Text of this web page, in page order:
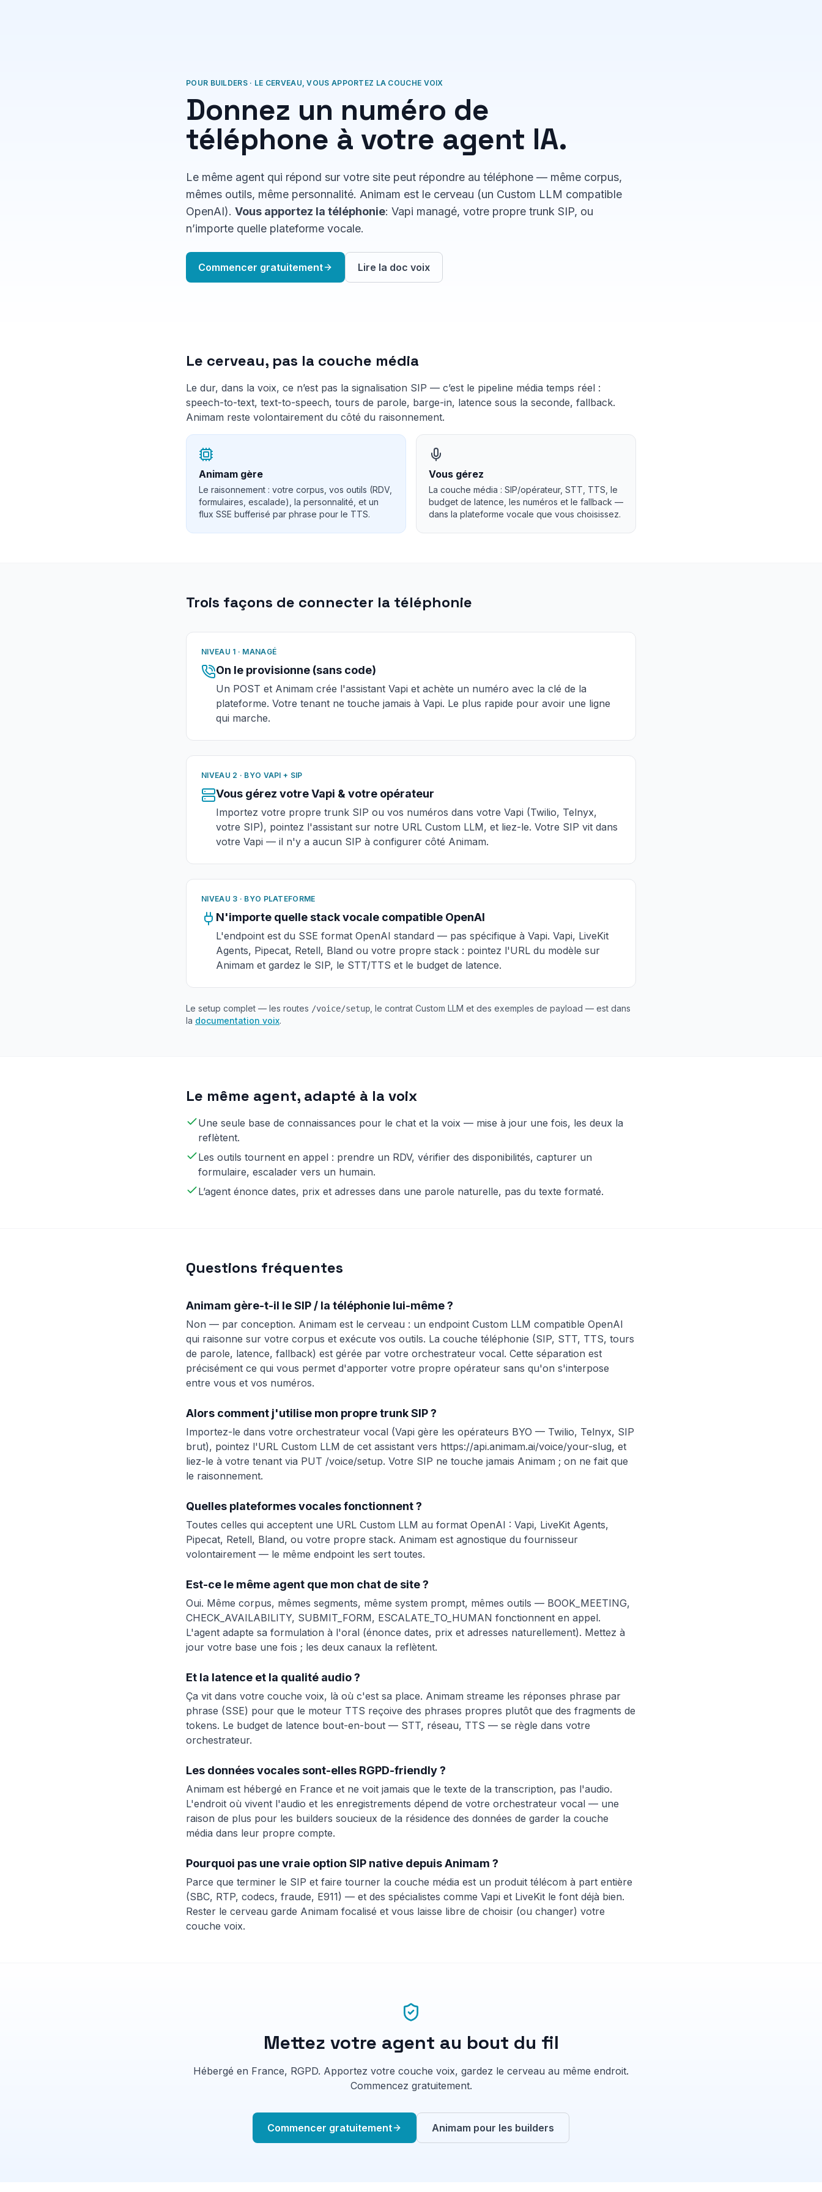
POUR BUILDERS · LE CERVEAU, VOUS APPORTEZ LA COUCHE VOIX
Donnez un numéro de
téléphone à votre agent IA.
Le même agent qui répond sur votre site peut répondre au téléphone — même corpus,
mêmes outils, même personnalité. Animam est le cerveau (un Custom LLM compatible
OpenAI). Vous apportez la téléphonie: Vapi managé, votre propre trunk SIP, ou
n’importe quelle plateforme vocale.
Commencer gratuitement Lire la doc voix
Le cerveau, pas la couche média
Le dur, dans la voix, ce n’est pas la signalisation SIP — c’est le pipeline média temps réel :
speech-to-text, text-to-speech, tours de parole, barge-in, latence sous la seconde, fallback.
Animam reste volontairement du côté du raisonnement.
Animam gère
Le raisonnement : votre corpus, vos outils (RDV,
formulaires, escalade), la personnalité, et un
flux SSE bufferisé par phrase pour le TTS.
Vous gérez
La couche média : SIP/opérateur, STT, TTS, le
budget de latence, les numéros et le fallback —
dans la plateforme vocale que vous choisissez.
Trois façons de connecter la téléphonie
NIVEAU 1 · MANAGÉ
On le provisionne (sans code)
Un POST et Animam crée l'assistant Vapi et achète un numéro avec la clé de la
plateforme. Votre tenant ne touche jamais à Vapi. Le plus rapide pour avoir une ligne
qui marche.
NIVEAU 2 · BYO VAPI + SIP
Vous gérez votre Vapi & votre opérateur
Importez votre propre trunk SIP ou vos numéros dans votre Vapi (Twilio, Telnyx,
votre SIP), pointez l'assistant sur notre URL Custom LLM, et liez-le. Votre SIP vit dans
votre Vapi — il n'y a aucun SIP à configurer côté Animam.
NIVEAU 3 · BYO PLATEFORME
N'importe quelle stack vocale compatible OpenAI
L'endpoint est du SSE format OpenAI standard — pas spécifique à Vapi. Vapi, LiveKit
Agents, Pipecat, Retell, Bland ou votre propre stack : pointez l'URL du modèle sur
Animam et gardez le SIP, le STT/TTS et le budget de latence.
Le setup complet — les routes /voice/setup , le contrat Custom LLM et des exemples de payload — est dans
la documentation voix.
Le même agent, adapté à la voix
Une seule base de connaissances pour le chat et la voix — mise à jour une fois, les deux la
reflètent.
Les outils tournent en appel : prendre un RDV, vérifier des disponibilités, capturer un
formulaire, escalader vers un humain.
L’agent énonce dates, prix et adresses dans une parole naturelle, pas du texte formaté.
Questions fréquentes
Animam gère-t-il le SIP / la téléphonie lui-même ?
Non — par conception. Animam est le cerveau : un endpoint Custom LLM compatible OpenAI
qui raisonne sur votre corpus et exécute vos outils. La couche téléphonie (SIP, STT, TTS, tours
de parole, latence, fallback) est gérée par votre orchestrateur vocal. Cette séparation est
précisément ce qui vous permet d'apporter votre propre opérateur sans qu'on s'interpose
entre vous et vos numéros.
Alors comment j'utilise mon propre trunk SIP ?
Importez-le dans votre orchestrateur vocal (Vapi gère les opérateurs BYO — Twilio, Telnyx, SIP
brut), pointez l'URL Custom LLM de cet assistant vers https://api.animam.ai/voice/your-slug, et
liez-le à votre tenant via PUT /voice/setup. Votre SIP ne touche jamais Animam ; on ne fait que
le raisonnement.
Quelles plateformes vocales fonctionnent ?
Toutes celles qui acceptent une URL Custom LLM au format OpenAI : Vapi, LiveKit Agents,
Pipecat, Retell, Bland, ou votre propre stack. Animam est agnostique du fournisseur
volontairement — le même endpoint les sert toutes.
Est-ce le même agent que mon chat de site ?
Oui. Même corpus, mêmes segments, même system prompt, mêmes outils — BOOK_MEETING,
CHECK_AVAILABILITY, SUBMIT_FORM, ESCALATE_TO_HUMAN fonctionnent en appel.
L'agent adapte sa formulation à l'oral (énonce dates, prix et adresses naturellement). Mettez à
jour votre base une fois ; les deux canaux la reflètent.
Et la latence et la qualité audio ?
Ça vit dans votre couche voix, là où c'est sa place. Animam streame les réponses phrase par
phrase (SSE) pour que le moteur TTS reçoive des phrases propres plutôt que des fragments de
tokens. Le budget de latence bout-en-bout — STT, réseau, TTS — se règle dans votre
orchestrateur.
Les données vocales sont-elles RGPD-friendly ?
Animam est hébergé en France et ne voit jamais que le texte de la transcription, pas l'audio.
L'endroit où vivent l'audio et les enregistrements dépend de votre orchestrateur vocal — une
raison de plus pour les builders soucieux de la résidence des données de garder la couche
média dans leur propre compte.
Pourquoi pas une vraie option SIP native depuis Animam ?
Parce que terminer le SIP et faire tourner la couche média est un produit télécom à part entière
(SBC, RTP, codecs, fraude, E911) — et des spécialistes comme Vapi et LiveKit le font déjà bien.
Rester le cerveau garde Animam focalisé et vous laisse libre de choisir (ou changer) votre
couche voix.
Mettez votre agent au bout du fil
Hébergé en France, RGPD. Apportez votre couche voix, gardez le cerveau au même endroit.
Commencez gratuitement.
Commencer gratuitement Animam pour les builders